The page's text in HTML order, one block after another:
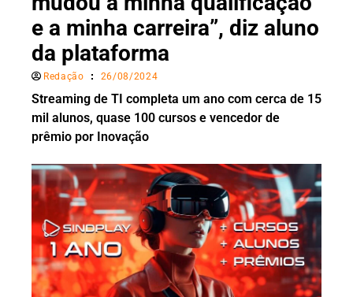
e a minha carreira”, diz aluno
da plataforma
Redação 26/08/2024
Streaming de TI completa um ano com cerca de 15
mil alunos, quase 100 cursos e vencedor de
prêmio por Inovação